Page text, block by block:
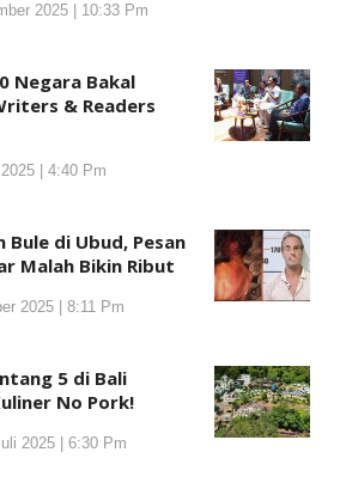
2025 | 10:33 Pm
Negara Bakal
& Readers
| 4:40 Pm
Bule di Ubud, Pesan
Malah Bikin Ribut
2025 | 8:11 Pm
5 di Bali
No Pork!
2025 | 6:30 Pm